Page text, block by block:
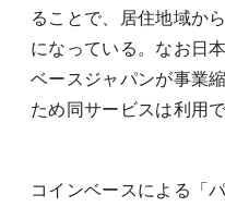
ることで、居住地域か
になっている。なお日
ベースジャパンが事業
ため同サービスは利用で
コインベースによる「